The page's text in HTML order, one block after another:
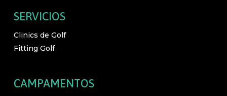
SERVICIOS
Clinics de Golf
Fitting Golf
CAMPAMENTOS